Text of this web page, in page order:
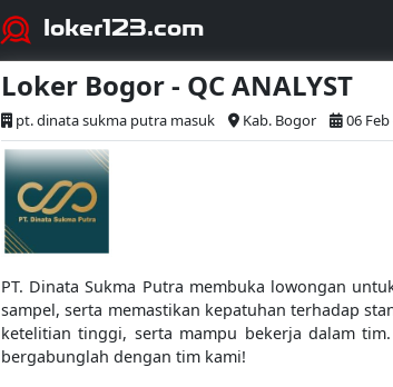
loker123.com
Loker Bogor - QC ANALYST
pt. dinata sukma putra masuk Kab. Bogor 06
PT. Dinata Sukma Putra membuka lowongan
sampel, serta memastikan kepatuhan terhadap
ketelitian tinggi, serta mampu bekerja dalam
bergabunglah dengan tim kami!